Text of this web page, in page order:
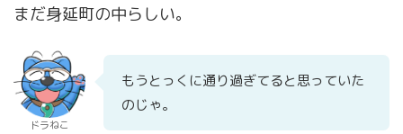
まだ身延町の中らしい。
ドラねこ
もうとっくに通り過ぎてると思っていた
のじゃ。